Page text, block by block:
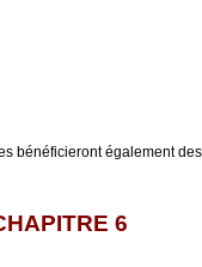
bénéficieront également
6